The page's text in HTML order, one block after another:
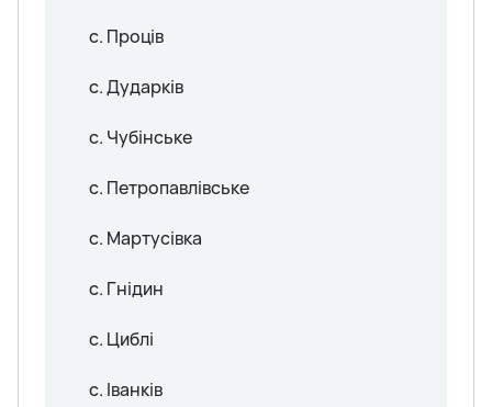
с. Проців
с. Дударків
с. Чубінське
с. Петропавлівське
с. Мартусівка
с. Гнідин
с. Циблі
с. Іванків